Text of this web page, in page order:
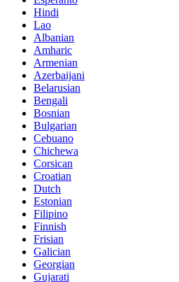
Hindi
Lao
Albanian
Amharic
Armenian
Azerbaijani
Belarusian
Bengali
Bosnian
Bulgarian
Cebuano
Chichewa
Corsican
Croatian
Dutch
Estonian
Filipino
Finnish
Frisian
Galician
Georgian
Gujarati